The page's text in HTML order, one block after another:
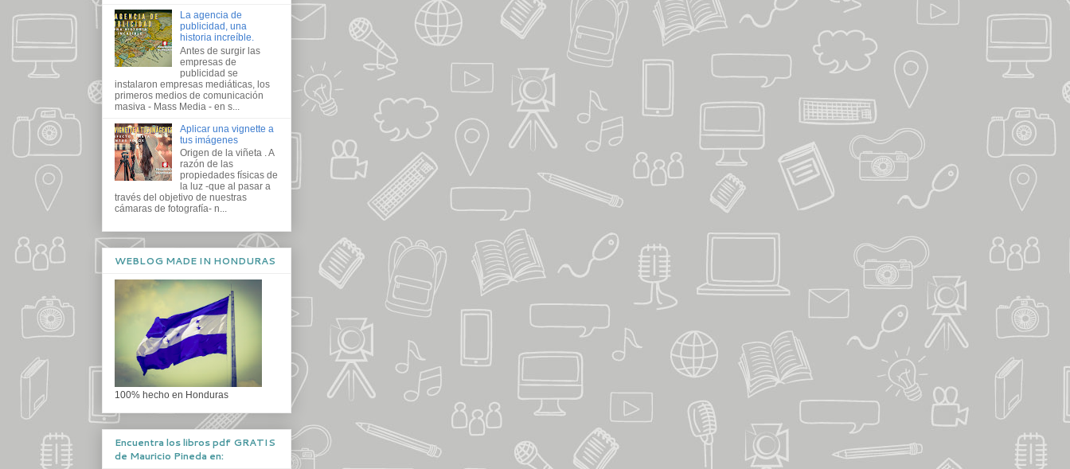
La agencia de
publicidad, una
historia increíble.
Antes de surgir las
empresas de
publicidad se
instalaron empresas mediáticas, los
primeros medios de comunicación
masiva - Mass Media - en s...
Aplicar una vignette a
tus imágenes
Origen de la viñeta . A
razón de las
propiedades físicas de
la luz -que al pasar a
través del objetivo de nuestras
cámaras de fotografía- n...
WEBLOG MADE IN HONDURAS
100% hecho en Honduras
Encuentra los libros pdf GRATIS
de Mauricio Pineda en: